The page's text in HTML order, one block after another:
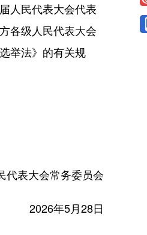
人民代表大会代表
各级人民代表大会
举法》的有关规
表大会常务委员会
2026年5月28日